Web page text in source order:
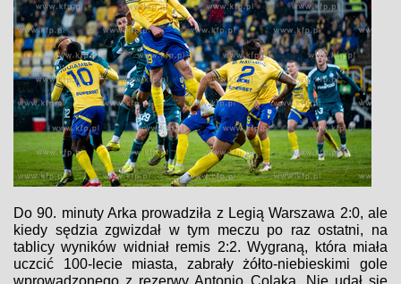
Do 90. minuty Arka prowadziła z Legią Warszawa 2:0, ale
kiedy sędzia zgwizdał w tym meczu po raz ostatni, na
tablicy wyników widniał remis 2:2. Wygraną, która miała
uczcić 100-lecie miasta, zabrały żółto-niebieskimi gole
wprowadzonego z rezerwy Antonio Colaka. Nie udał się